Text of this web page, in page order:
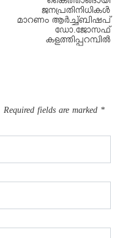
ജനപ്രതിനിധികൾ
മാറണം ആർച്ച്ബിഷപ്
ഡോ.ജോസഫ്
കളത്തിപ്പറമ്പിൽ
Required fields are marked *